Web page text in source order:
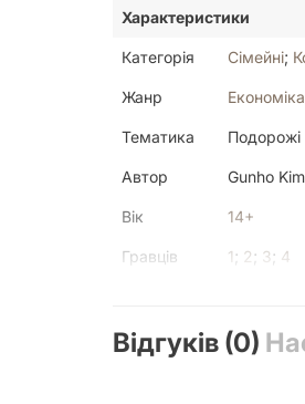
Характеристики
Категорія Сімейні;
Жанр Економіка
Тематика Подорожі
Автор Gunho Kim
Вік 14+
Гравців 1; 2; 3; 4
Механіка Action
Відгуків (0)